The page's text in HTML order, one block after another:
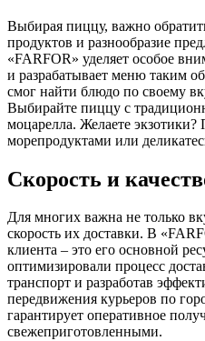
Выбирая пиццу, важно
продуктов и разнообразие
«FARFOR» уделяет особое
и разрабатывает меню таким
смог найти блюдо по своему
Выбирайте пиццу с
моцарелла. Желаете
морепродуктами или
Скорость и
Для многих важна не только
скорость их доставки. В
клиента – это его основной
оптимизировали процесс
транспорт и разработав
передвижения курьеров по
гарантирует оперативное
свежеприготовленными.